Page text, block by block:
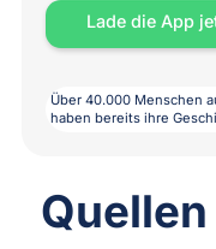
Lade die App
Über 40.000 Menschen
haben bereits ihre
Quellen